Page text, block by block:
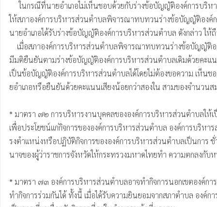
     ในกรณีที่นายอําเภอไม่เห็นชอบด้วยกับร่างข้อบัญญัติองค์การบริหารส่วนตําบลใด ให้ ส่งคืนสภาองค์การบริหารส่วนตําบลภายในสิบห้าวันนับแต่วันที่นายอําเภอได้รับร่างข้อบัญญัติองค์การ บริหารส่วนตําบลดังกล่าวเพื่อ
ให้สภาองค์การบริหารส่วนตําบลพิจารณาทบทวนร่างข้อบัญญัติองค์
นายอําเภอได้รับร่างข้อบัญญัติองค์การบริหารส่วนตําบล ดังกล่าว
มีมติยืนยันตามร่างข้อบัญญัติองค์การบริหารส่วนตําบลเดิมด้วยคะแ
เป็นข้อบัญญัติองค์การบริหารส่วนตําบลได้โดยไม่ต้องขอความ เห็น
ยอําเภอหรือยืนยันด้วยคะแนนเสียงน้อยกว่าสองใน สามของจําน
* มาตรา ๗๒ การบริหารงานบุคคลขององค์การบริหารส่วนตําบลให้
เพื่อประโยชน์แก่กิจการขององค์การบริหารส่วนตําบล องค์การบริห
รงตําแหน่งหรือปฏิบัติกิจการขององค์การบริหารส่วนตําบลเป็นการ
นาจของผู้ว่าราชการจังหวัดให้กระทรวงมหาดไทยทํา ความตกลงกั
* มาตรา ๗๓ องค์การบริหารส่วนตําบลอาจทํากิจการนอกเขตองค์
ทํากิจการร่วมกันได้ ทั้งนี้ เมื่อได้รับความยินยอมจากสภาตําบล องค์